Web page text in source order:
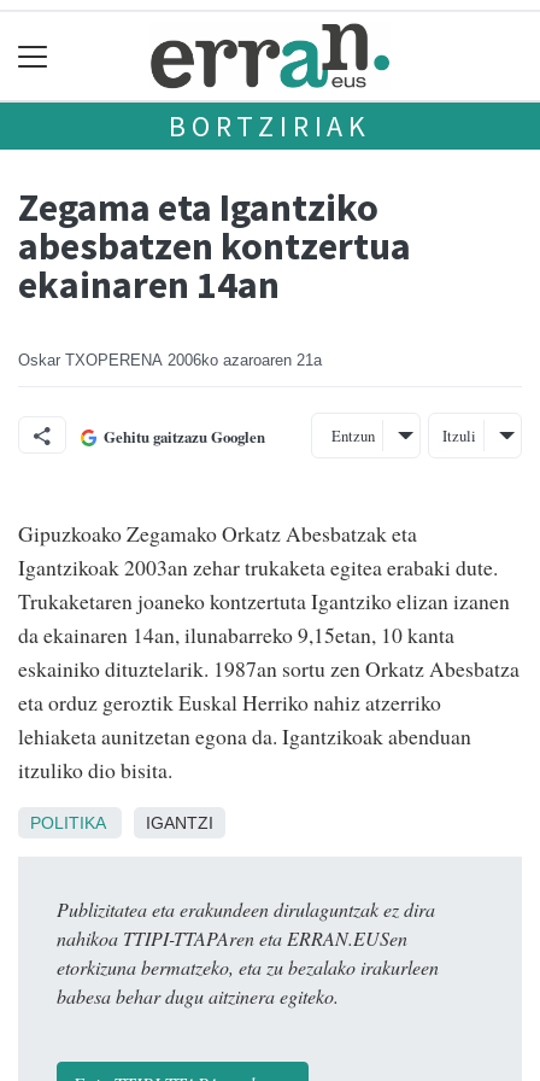
BORTZIRIAK
Zegama eta Igantziko
abesbatzen kontzertua
ekainaren 14an
Oskar TXOPERENA 2006ko azaroaren 21a
Gehitu gaitzazu Googlen Entzun Itzuli
Gipuzkoako Zegamako Orkatz Abesbatzak eta
Igantzikoak 2003an zehar trukaketa egitea erabaki dute.
Trukaketaren joaneko kontzertuta Igantziko elizan izanen
da ekainaren 14an, ilunabarreko 9,15etan, 10 kanta
eskainiko dituztelarik. 1987an sortu zen Orkatz Abesbatza
eta orduz geroztik Euskal Herriko nahiz atzerriko
lehiaketa aunitzetan egona da. Igantzikoak abenduan
itzuliko dio bisita.
POLITIKA IGANTZI
Publizitatea eta erakundeen dirulaguntzak ez dira
nahikoa TTIPI-TTAPAren eta ERRAN.EUSen
etorkizuna bermatzeko, eta zu bezalako irakurleen
babesa behar dugu aitzinera egiteko.